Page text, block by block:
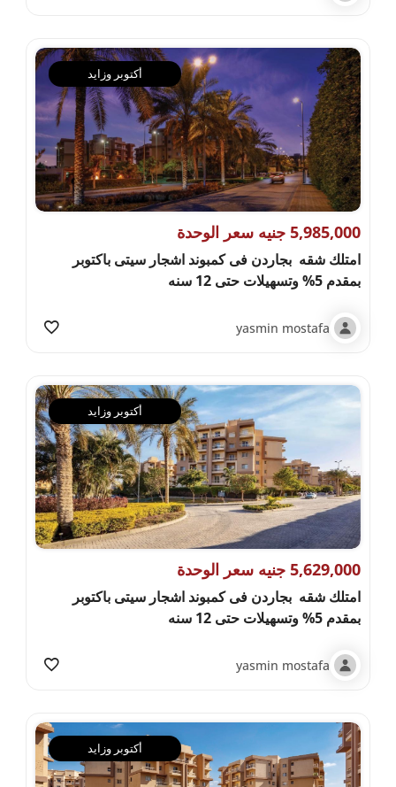
أكتوبر وزايد
5,985,000 جنيه سعر الوحدة
امتلك شقه بجاردن فى كمبوند اشجار سيتى باكتوبر
بمقدم 5% وتسهيلات حتى 12 سنه
yasmin mostafa
أكتوبر وزايد
5,629,000 جنيه سعر الوحدة
امتلك شقه بجاردن فى كمبوند اشجار سيتى باكتوبر
بمقدم 5% وتسهيلات حتى 12 سنه
yasmin mostafa
أكتوبر وزايد